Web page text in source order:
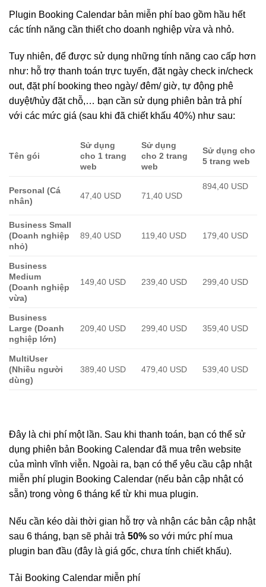
Plugin Booking Calendar bản miễn phí bao gồm hầu hết
các tính năng cần thiết cho doanh nghiệp vừa và nhỏ.
Tuy nhiên, để được sử dụng những tính năng cao cấp hơn
như: hỗ trợ thanh toán trực tuyến, đặt ngày check in/check
out, đặt phí booking theo ngày/ đêm/ giờ, tự động phê
duyệt/hủy đặt chỗ,… bạn cần sử dụng phiên bản trả phí
với các mức giá (sau khi đã chiết khấu 40%) như sau:
Tên gói
Sử dụng
cho 1 trang
web
Sử dụng
cho 2 trang
web
Sử dụng cho
5 trang web
Personal (Cá
nhân)
47,40 USD 71,40 USD
894,40 USD
Business Small
(Doanh nghiệp
nhỏ)
89,40 USD 119,40 USD 179,40 USD
Business
Medium
(Doanh nghiệp
vừa)
149,40 USD 239,40 USD 299,40 USD
Business
Large (Doanh
nghiệp lớn)
209,40 USD 299,40 USD 359,40 USD
MultiUser
(Nhiều người
dùng)
389,40 USD 479,40 USD 539,40 USD
Đây là chi phí một lần. Sau khi thanh toán, bạn có thể sử
dụng phiên bản Booking Calendar đã mua trên website
của mình vĩnh viễn. Ngoài ra, bạn có thể yêu cầu cập nhật
miễn phí plugin Booking Calendar (nếu bản cập nhật có
sẵn) trong vòng 6 tháng kể từ khi mua plugin.
Nếu cần kéo dài thời gian hỗ trợ và nhận các bản cập nhật
sau 6 tháng, bạn sẽ phải trả 50% so với mức phí mua
plugin ban đầu (đây là giá gốc, chưa tính chiết khấu).
Tải Booking Calendar miễn phí